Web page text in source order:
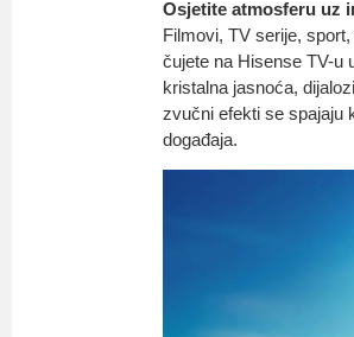
Osjetite atmosferu uz
Filmovi, TV serije,
čujete na Hisense TV-
kristalna jasnoća,
zvučni efekti se spajaju
događaja.